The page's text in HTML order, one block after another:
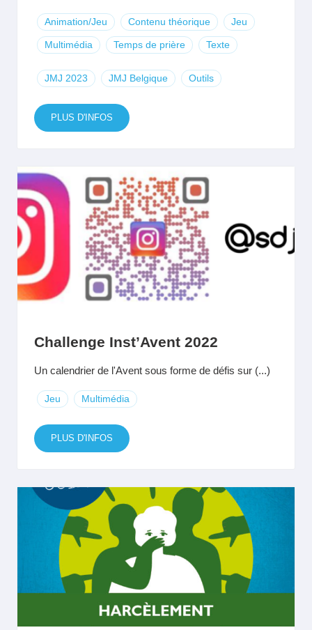
Animation/Jeu Contenu théorique Jeu
Multimédia Temps de prière Texte
JMJ 2023 JMJ Belgique Outils
PLUS D'INFOS
Challenge Inst’Avent 2022
Un calendrier de l'Avent sous forme de défis sur (...)
Jeu Multimédia
PLUS D'INFOS